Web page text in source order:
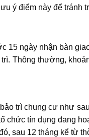
ý điểm này để tránh
ngày nhận bàn
Thông thường,
trì chung cư như
tín dụng đang
sau 12 tháng kể từ